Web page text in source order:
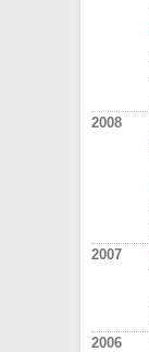
2008
2007
2006